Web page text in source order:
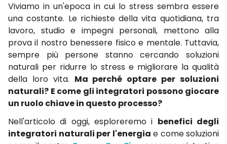
Viviamo in un'epoca in cui lo stress sembra essere
una costante. Le richieste della vita quotidiana, tra
lavoro, studio e impegni personali, mettono alla
prova il nostro benessere fisico e mentale. Tuttavia,
sempre più persone stanno cercando soluzioni
naturali per ridurre lo stress e migliorare la qualità
della loro vita. Ma perché optare per soluzioni
naturali? E come gli integratori possono giocare
un ruolo chiave in questo processo?
Nell'articolo di oggi, esploreremo i benefici degli
integratori naturali per l'energia e come soluzioni